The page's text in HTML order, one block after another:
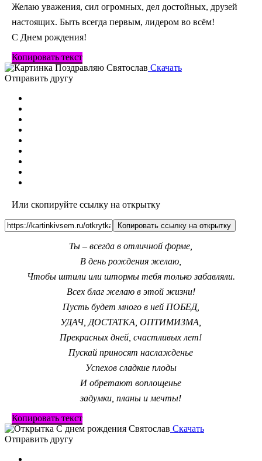
Желаю уважения, сил огромных, дел достойных, друзей
настоящих. Быть всегда первым, лидером во всём!
С Днем рождения!
Копировать текст
Скачать
Отправить другу
Или скопируйте ссылку на открытку
Копировать ссылку на открытку
Ты – всегда в отличной форме,
В день рождения желаю,
Чтобы штили или штормы тебя только забавляли.
Всех благ желаю в этой жизни!
Пусть будет много в ней ПОБЕД,
УДАЧ, ДОСТАТКА, ОПТИМИЗМА,
Прекрасных дней, счастливых лет!
Пускай приносят наслажденье
Успехов сладкие плоды
И обретают воплощенье
задумки, планы и мечты!
Копировать текст
Скачать
Отправить другу